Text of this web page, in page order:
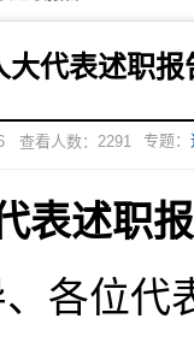
大代表述职
查看人数： 2291 专题：
表述职
各位代